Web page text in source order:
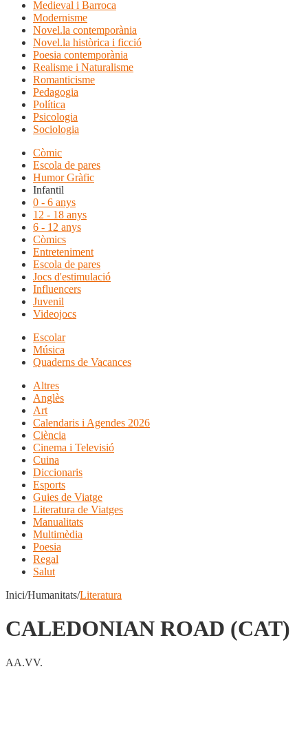
Medieval i Barroca
Modernisme
Novel.la contemporània
Novel.la històrica i ficció
Poesia contemporània
Realisme i Naturalisme
Romanticisme
Pedagogia
Política
Psicologia
Sociologia
Còmic
Escola de pares
Humor Gràfic
Infantil
0 - 6 anys
12 - 18 anys
6 - 12 anys
Còmics
Entreteniment
Escola de pares
Jocs d'estimulació
Influencers
Juvenil
Videojocs
Escolar
Música
Quaderns de Vacances
Altres
Anglès
Art
Calendaris i Agendes 2026
Ciència
Cinema i Televisió
Cuina
Diccionaris
Esports
Guies de Viatge
Literatura de Viatges
Manualitats
Multimèdia
Poesia
Regal
Salut
Inici/Humanitats/Literatura
CALEDONIAN ROAD (CAT)
AA.VV.